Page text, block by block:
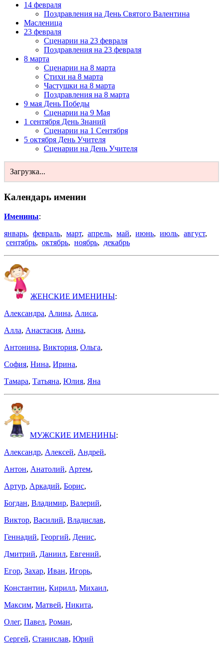
14 февраля
Поздравления на День Святого Валентина
Масленица
23 февраля
Сценарии на 23 февраля
Поздравления на 23 февраля
8 марта
Сценарии на 8 марта
Стихи на 8 марта
Частушки на 8 марта
Поздравления на 8 марта
9 мая День Победы
Сценарии на 9 Мая
1 сентября День Знаний
Сценарии на 1 Сентября
5 октября День Учителя
Сценарии на День Учителя
Загрузка...
Календарь именин
Именины:
январь, февраль, март, апрель, май, июнь, июль, август,
сентябрь, октябрь, ноябрь, декабрь
ЖЕНСКИЕ ИМЕНИНЫ:
Александра, Алина, Алиса,
Алла, Анастасия, Анна,
Антонина, Виктория, Ольга,
София, Нина, Ирина,
Тамара, Татьяна, Юлия, Яна
МУЖСКИЕ ИМЕНИНЫ:
Александр, Алексей, Андрей,
Антон, Анатолий, Артем,
Артур, Аркадий, Борис,
Богдан, Владимир, Валерий,
Виктор, Василий, Владислав,
Геннадий, Георгий, Денис,
Дмитрий, Даниил, Евгений,
Егор, Захар, Иван, Игорь,
Константин, Кирилл, Михаил,
Максим, Матвей, Никита,
Олег, Павел, Роман,
Сергей, Станислав, Юрий